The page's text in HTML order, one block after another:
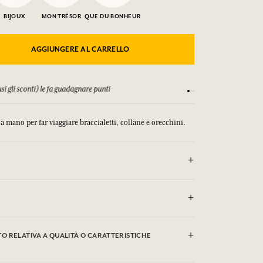
BIJOUX MON TRÉSOR QUE DU BONHEUR
AGGIUNGERE AL CARRELLO
gli sconti) le fa guadagnare punti
mano per far viaggiare braccialetti, collane e orecchini.
RELATIVA A QUALITÀ O CARATTERISTICHE